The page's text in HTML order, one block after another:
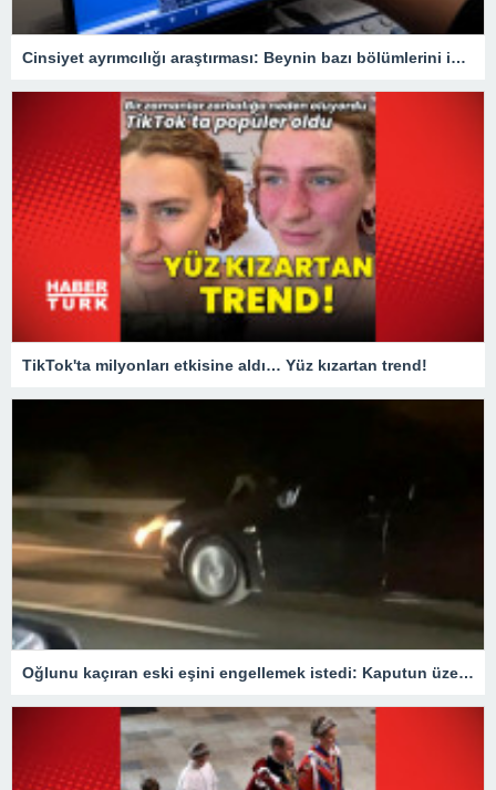
Cinsiyet ayrımcılığı araştırması: Beynin bazı bölümlerini inceltebiliyor
TikTok'ta milyonları etkisine aldı… Yüz kızartan trend!
Oğlunu kaçıran eski eşini engellemek istedi: Kaputun üzerinde 40 km gitti